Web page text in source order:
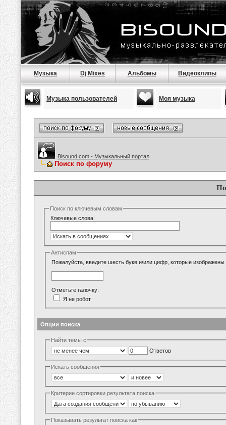
Музыка Dj Mixes Альбомы Видеоклипы
Музыка пользователей Моя музыка
Bisound.com - Музыкальный портал
Поиск по форуму
Поиск по ключевым словам
Ключевые слова:
Антиспам
Пожалуйста, введите шесть букв и/или цифр, которые изображены
Отметьте галочку:
Я не робот
Опции поиска
Найти темы с
Ответов
Искать сообщения
Критерии сортировки результата поиска
Показывать результат поиска как